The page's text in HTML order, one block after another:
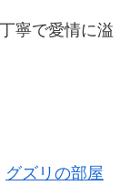
寧で愛情に溢
グズリの部屋